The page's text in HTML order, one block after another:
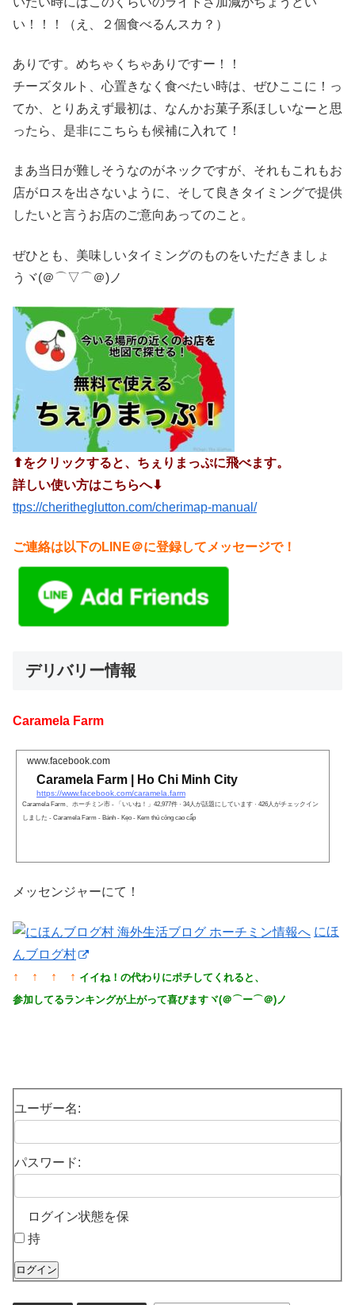
い！！！（え、２個食べるんスカ？）
ありです。めちゃくちゃありですー！！
チーズタルト、心置きなく食べたい時は、ぜひここに！っ
てか、とりあえず最初は、なんかお菓子系ほしいなーと思
ったら、是非にこちらも候補に入れて！
まあ当日が難しそうなのがネックですが、それもこれもお
店がロスを出さないように、そして良きタイミングで提供
したいと言うお店のご意向あってのこと。
ぜひとも、美味しいタイミングのものをいただきましょ
うヾ(＠⌒▽⌒＠)ノ
⬆︎をクリックすると、ちぇりまっぷに飛べます。
詳しい使い方はこちらへ⬇︎
ttps://cheritheglutton.com/cherimap-manual/
ご連絡は以下のLINE＠に登録してメッセージで！
デリバリー情報
Caramela Farm
www.facebook.com
Caramela Farm | Ho Chi Minh City
https://www.facebook.com/caramela.farm
Caramela Farm、ホーチミン市 - 「いいね！」42,977件 · 34人が話題にしています · 426人がチェックイン
しました - Caramela Farm - Bánh - Kẹo - Kem thủ công cao cấp
メッセンジャーにて！
にほ
んブログ村
↑ ↑ ↑ ↑ イイね！の代わりにポチしてくれると、
参加してるランキングが上がって喜びますヾ(＠⌒ー⌒＠)ノ
ユーザー名:
パスワード:
ログイン状態を保
持
ログイン